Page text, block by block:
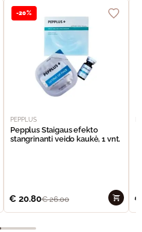
-20%
PEPPLUS
Pepplus Staigaus efekto
stangrinanti veido kaukė, 1 vnt.
€ 20.80€26.00 €